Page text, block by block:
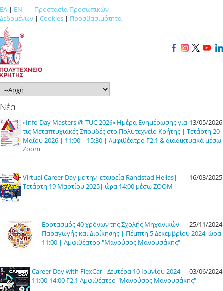
ΕΛ | EN
Προστασία Προσωπικών
Δεδομένων | Cookies | Προσβασιμότητα
Νέα
13/05/2026
«Info Day Masters @ TUC 2026» Ημέρα Ενημέρωσης για
τις Μεταπτυχιακές Σπουδές στο Πολυτεχνείο Κρήτης | Τετάρτη 20
Μαΐου 2026 | 11:00 – 15:30 | Αμφιθέατρο Γ2.1 & διαδικτυακά μέσω
Zoom
16/03/2025
Virtual Career Day με την εταιρεία Randstad Hellas|
Τετάρτη 19 Μαρτίου 2025| ώρα 14:00 μέσω ΖΟΟΜ
25/11/2024
Εορτασμός 40 χρόνων της Σχολής Μηχανικών
Παραγωγής και Διοίκησης | Πέμπτη 5 Δεκεμβρίου 2024, ώρα
11:00 | Αμφιθέατρο "Μανούσος Μανουσάκης"
03/06/2024
Career Day with FlexCar| Δευτέρα 10 Ιουνίου 2024|
11:00-14:00 Γ2.1 Αμφιθέατρο "Μανούσος Μανουσάκης"